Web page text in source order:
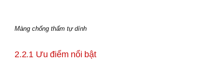
Màng chống thấm tự dính
2.2.1 Ưu điểm nổi bật